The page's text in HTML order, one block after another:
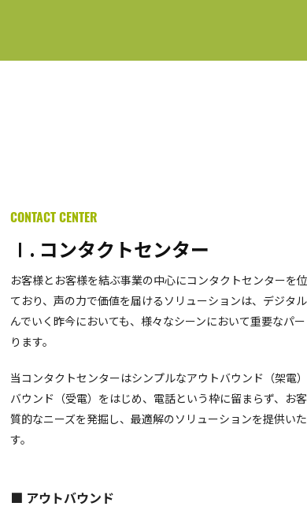
CONTACT CENTER
Ⅰ. コンタクトセンター
お客様とお客様を結ぶ事業の中心にコンタクトセンターを
ており、声の力で価値を届けるソリューションは、デジタ
んでいく昨今においても、様々なシーンにおいて重要なパ
ります。
当コンタクトセンターはシンプルなアウトバウンド（架電
バウンド（受電）をはじめ、電話という枠に留まらず、お
質的なニーズを発掘し、最適解のソリューションを提供い
す。
■ アウトバウンド